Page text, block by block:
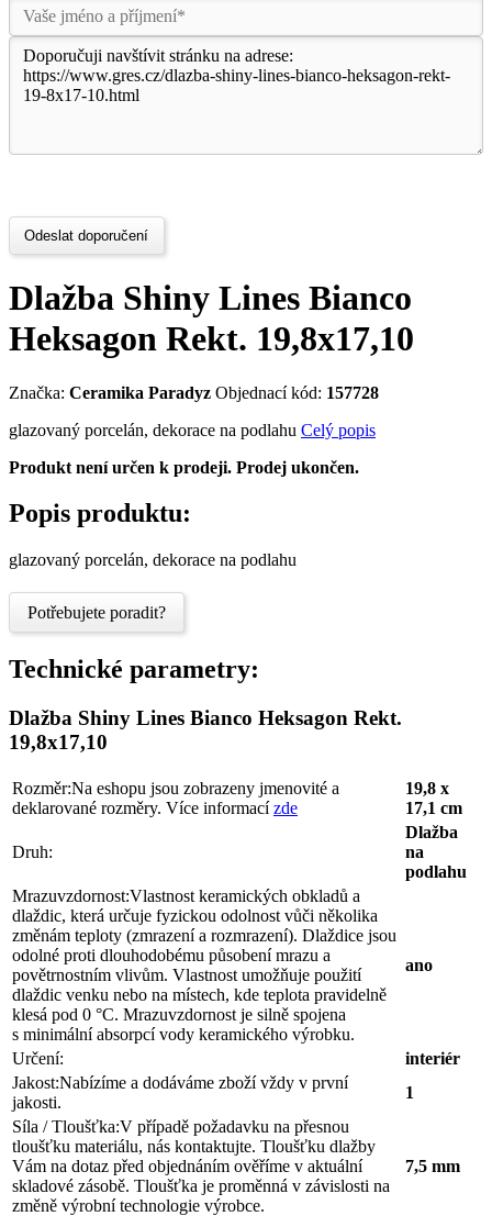
Odeslat doporučení
Dlažba Shiny Lines Bianco
Heksagon Rekt. 19,8x17,10
Značka: Ceramika Paradyz Objednací kód: 157728
glazovaný porcelán, dekorace na podlahu Celý popis
Produkt není určen k prodeji. Prodej ukončen.
Popis produktu:
glazovaný porcelán, dekorace na podlahu
Potřebujete poradit?
Technické parametry:
Dlažba Shiny Lines Bianco Heksagon Rekt.
19,8x17,10
Rozměr:Na eshopu jsou zobrazeny jmenovité a
deklarované rozměry. Více informacízde
19,8 x
17,1 cm
Druh:
Dlažba
na
podlahu
Mrazuvzdornost:Vlastnost keramických obkladů a
dlaždic, která určuje fyzickou odolnost vůči několika
změnám teploty (zmrazení a rozmrazení). Dlaždice jsou
odolné proti dlouhodobému působení mrazu a
povětrnostním vlivům. Vlastnost umožňuje použití
dlaždic venku nebo na místech, kde teplota pravidelně
klesá pod 0 °C. Mrazuvzdornost je silně spojena
s minimální absorpcí vody keramického výrobku.
ano
Určení:
interiér
Jakost:Nabízíme a dodáváme zboží vždy v první
jakosti.
1
Síla / Tloušťka:V případě požadavku na přesnou
tloušťku materiálu, nás kontaktujte. Tloušťku dlažby
Vám na dotaz před objednáním ověříme v aktuální
skladové zásobě. Tloušťka je proměnná v závislosti na
změně výrobní technologie výrobce.
7,5 mm